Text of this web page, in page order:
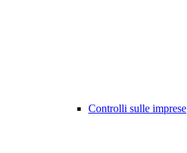
Controlli sulle imprese